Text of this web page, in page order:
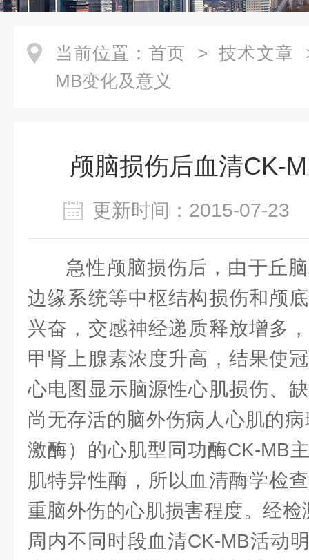
当前位置： 首页 > 技术文章
MB变化及意义
颅脑损伤后血清CK-
更新时间：2015-07-
急性颅脑损伤后，由于丘
边缘系统等中枢结构损伤和颅
兴奋，交感神经递质释放增多
甲肾上腺素浓度升高，结果使
心电图显示脑源性心肌损伤、
尚无存活的脑外伤病人心肌的
激酶）的心肌型同功酶CK-MB
肌特异性酶，所以血清酶学检
重脑外伤的心肌损害程度。经
周内不同时段血清CK-MB活动